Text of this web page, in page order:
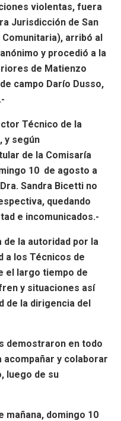
violentas, fuera
Jurisdicción de San
arribó al
y procedió a la
de Matienzo
campo Darío Dusso,
Técnico de la
y según
de la Comisaría
10 de agosto a
Sandra Bicetti no
quedando
e incomunicados.-
de la autoridad por la
a los Técnicos de
el largo tiempo de
y situaciones así
de la dirigencia del
demostraron en todo
y colaborar
luego de su
mañana, domingo 10